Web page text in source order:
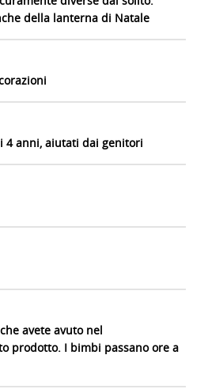
della lanterna di Natale
4 anni, aiutati dai genitori
avete avuto nel
prodotto. I bimbi passano ore a